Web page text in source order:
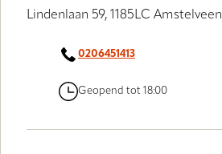
Lindenlaan 59, 1185LC Amstelveen
0206451413
Geopend tot 18:00